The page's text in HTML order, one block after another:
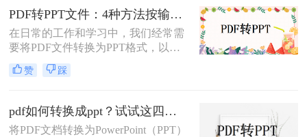
脑pdf如何转化为ppt呢？本文将详细
介绍五种将PDF转换成PPT的方法，
帮助您轻松应对各种需求。
PDF转PPT文件：4种方法按输出格式（pptx/ppt）和页数选择!
在日常的工作和学习中，我们经常需
要将PDF文件转换为PPT格式，以便
进行演示或编辑。那么如何将pdf转换
成ppt文件呢？本文将介绍四种常用的
赞 踩
pdf如何转换成ppt？试试这四种常用方法！
将PDF文档转换为PowerPoint（PPT）